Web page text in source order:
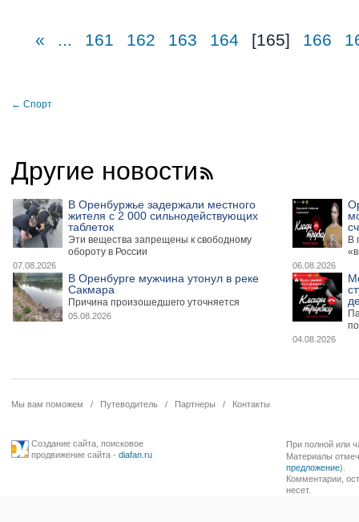
« ... 161 162 163 164 [165] 166
← Спорт
Другие новости
В Оренбуржье задержали местного
жителя с 2 000 сильнодействующих
таблеток
Эти вещества запрещены к свободному
обороту в России
07.08.2026
В
06.08.2026
В Оренбурге мужчина утонул в реке
Сакмара
Причина произошедшего уточняется
05.08.2026
04.08.2026
Мы вам поможем / Путеводитель / Партнеры / Контакты
Создание сайта, поисковое
продвижение сайта- diafan.ru
При полной или
Материалы
предложение).
Комментарии,
несет.